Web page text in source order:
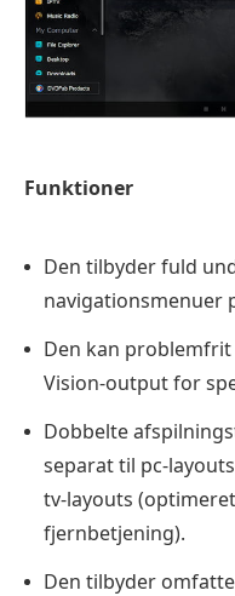
Funktioner
Den tilbyder fuld
navigationsmenuer
Den kan problemfrit
Vision-output for
Dobbelte
separat til pc-
tv-layouts
fjernbetjening).
Den tilbyder